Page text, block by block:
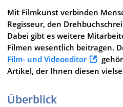
Mit Filmkunst verbinden
Regisseur, den
Dabei gibt es weitere
Filmen wesentlich beitragen.
Film- und Videoeditor
Artikel, der Ihnen diesen
Überblick